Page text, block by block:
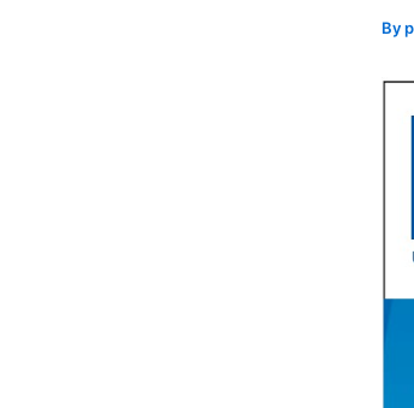
By